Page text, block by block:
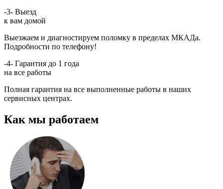
-3- Выезд
к вам домой
Выезжаем и диагностируем поломку в пределах МКАДа.
Подробности по телефону!
-4- Гарантия до 1 года
на все работы
Полная гарантия на все выполненные работы в наших
сервисных центрах.
Как мы работаем